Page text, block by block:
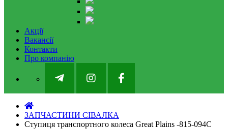
Акції
Вакансії
Контакти
Про компанію
ЗАПЧАСТИНИ СІВАЛКА
Ступиця транспортного колеса Great Plains -815-094C